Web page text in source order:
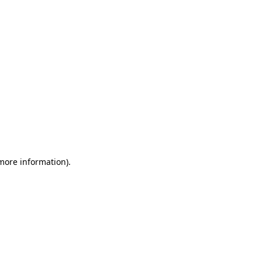
information).